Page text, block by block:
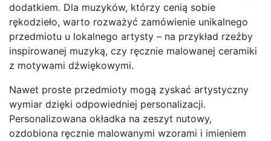
dodatkiem. Dla muzyków, którzy cenią sobie
rękodzieło, warto rozważyć zamówienie unikalnego
przedmiotu u lokalnego artysty – na przykład rzeźby
inspirowanej muzyką, czy ręcznie malowanej ceramiki
z motywami dźwiękowymi.
Nawet proste przedmioty mogą zyskać artystyczny
wymiar dzięki odpowiedniej personalizacji.
Personalizowana okładka na zeszyt nutowy,
ozdobiona ręcznie malowanymi wzorami i imieniem